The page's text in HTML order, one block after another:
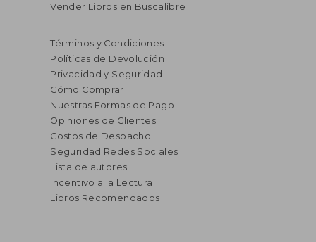
45% $ 129.463
$ 71.204
Vender Libros en Buscalibre
Términos y Condiciones
Políticas de Devolución
Privacidad y Seguridad
Cómo Comprar
Nuestras Formas de Pago
Opiniones de Clientes
Costos de Despacho
Seguridad Redes Sociales
Lista de autores
Incentivo a la Lectura
Libros Recomendados